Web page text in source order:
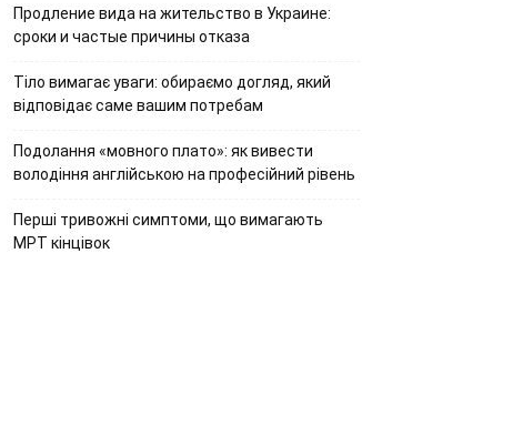
Продление вида на жительство в Украине:
сроки и частые причины отказа
Тіло вимагає уваги: обираємо догляд, який
відповідає саме вашим потребам
Подолання «мовного плато»: як вивести
володіння англійською на професійний рівень
Перші тривожні симптоми, що вимагають
МРТ кінцівок